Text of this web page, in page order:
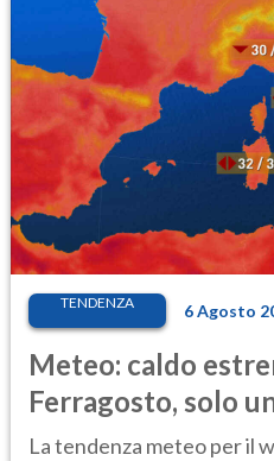
TENDENZA 6 Agosto
Meteo: caldo
Ferragosto, solo
Ecco dove
La tendenza meteo per il